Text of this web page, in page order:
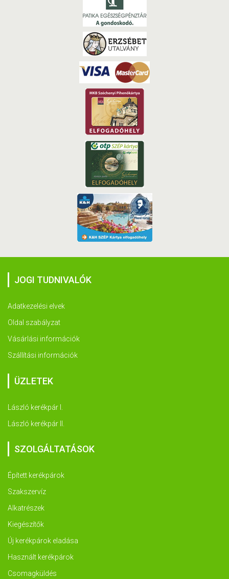
JOGI TUDNIVALÓK
Adatkezelési elvek
Oldal szabályzat
Vásárlási információk
Szállítási információk
ÜZLETEK
László kerékpár I.
László kerékpár II.
SZOLGÁLTATÁSOK
Épített kerékpárok
Szakszervíz
Alkatrészek
Kiegészítők
Új kerékpárok eladása
Használt kerékpárok
Csomagküldés